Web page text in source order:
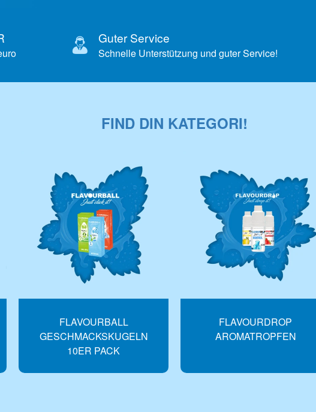
Guter Service
Schnelle Unterstützung und guter Service!
FIND DIN KATEGORI!
FLAVOURDROP
AROMATROPFEN